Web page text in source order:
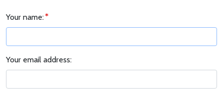
Your name:
Your email address: